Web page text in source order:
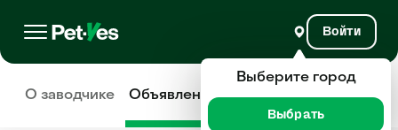
Войти
О заводчике Объявления Отзывы
Выберите город
Выбрать